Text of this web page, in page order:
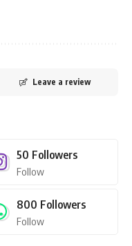
Leave a review
50 Followers
Follow
800 Followers
Follow